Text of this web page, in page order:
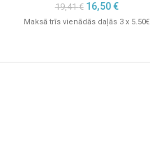
19,41€ 16,50€
Maksā trīs vienādās daļās 3 x 5.50€